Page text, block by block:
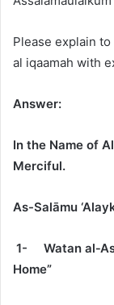
Please explain
al iqaamah with
Answer:
In the Name of
Merciful.
As-Salāmu
1- Watan
Home”